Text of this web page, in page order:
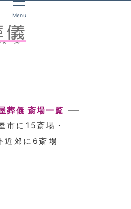
Menu
一覧
葬儀 斎場一覧
市に15斎場・
近郊に6斎場